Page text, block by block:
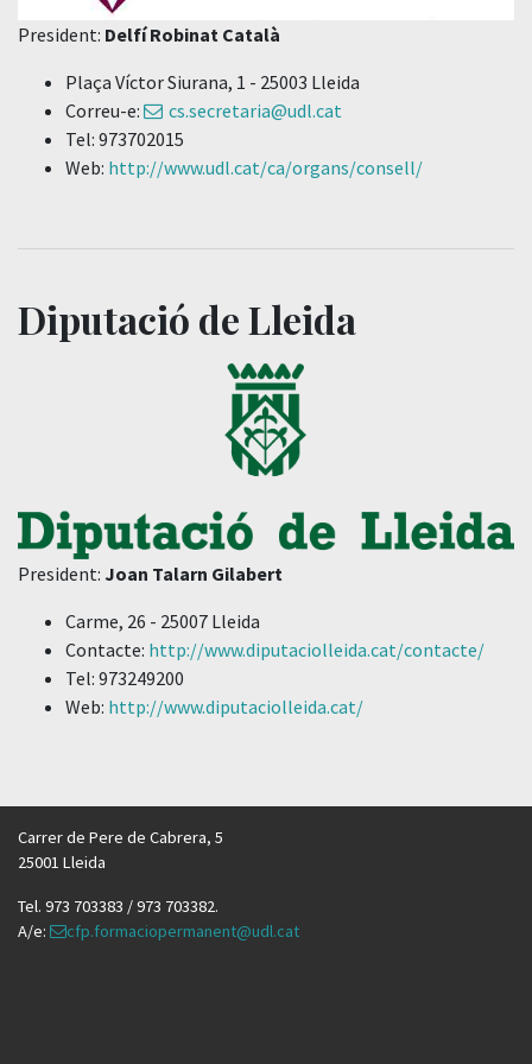
President: Delfí Robinat Català
Plaça Víctor Siurana, 1 - 25003 Lleida
Correu-e:
cs.secretaria@udl.cat
Tel: 973702015
Web: http://www.udl.cat/ca/organs/consell/
Diputació de Lleida
President: Joan Talarn Gilabert
Carme, 26 - 25007 Lleida
Contacte: http://www.diputaciolleida.cat/contacte/
Tel: 973249200
Web: http://www.diputaciolleida.cat/
Carrer de Pere de Cabrera, 5
25001 Lleida
Tel. 973 703383 / 973 703382.
A/e:
cfp.formaciopermanent@udl.cat